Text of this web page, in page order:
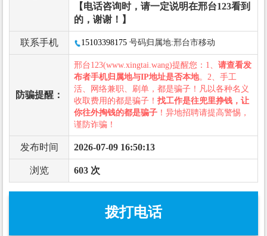
【电话咨询时，请一定说明在邢台123看到
的，谢谢！】
联系手机 15103398175 号码归属地:邢台市移动
防骗提醒：
邢台123(www.xingtai.wang)提醒您：1、 请查看发
布者手机归属地与IP地址是否本地。2、手工
活、网络兼职、刷单，都是骗子！凡以各种名义
收取费用的都是骗子！ 找工作是往兜里挣钱，让
你往外掏钱的都是骗子 ！异地招聘请提高警惕，
谨防诈骗！
发布时间 2026-07-09 16:50:13
浏览 603 次
拨打电话